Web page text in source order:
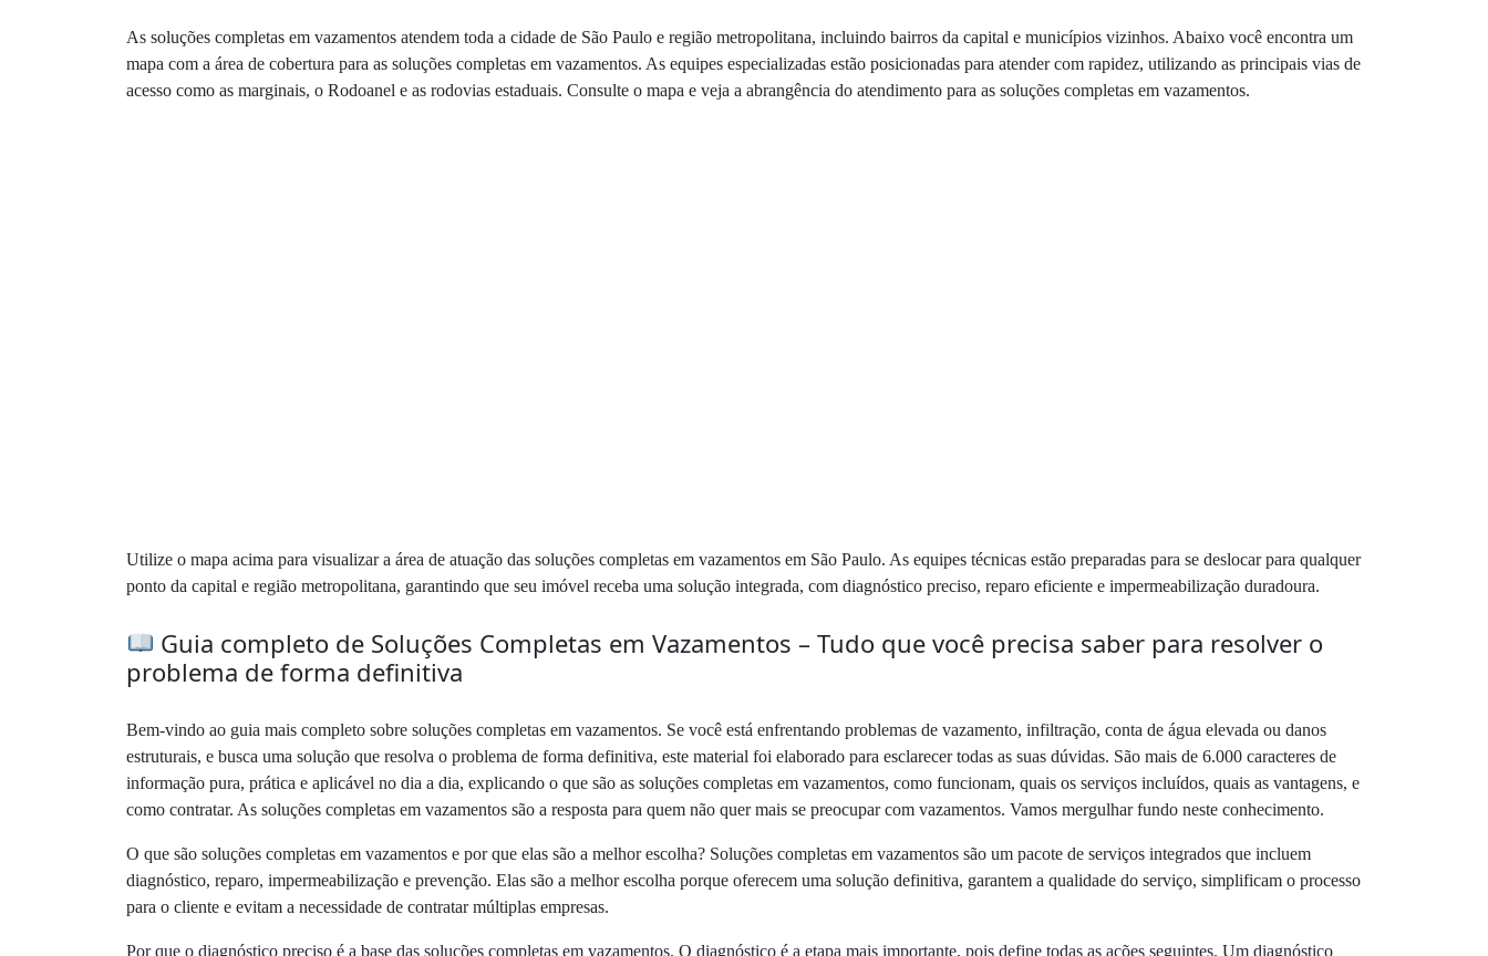
As soluções completas em vazamentos atendem toda a cidade de São Paulo e região metropolitana, incluindo bairros da capital e municípios vizinhos. Abaixo você encontra um
mapa com a área de cobertura para as soluções completas em vazamentos. As equipes especializadas estão posicionadas para atender com rapidez, utilizando as principais vias de
acesso como as marginais, o Rodoanel e as rodovias estaduais. Consulte o mapa e veja a abrangência do atendimento para as soluções completas em vazamentos.
Utilize o mapa acima para visualizar a área de atuação das soluções completas em vazamentos em São Paulo. As equipes técnicas estão preparadas para se deslocar para qualquer
ponto da capital e região metropolitana, garantindo que seu imóvel receba uma solução integrada, com diagnóstico preciso, reparo eficiente e impermeabilização duradoura.
Guia completo de Soluções Completas em Vazamentos – Tudo que você precisa saber para resolver o
problema de forma definitiva
Bem-vindo ao guia mais completo sobre soluções completas em vazamentos. Se você está enfrentando problemas de vazamento, infiltração, conta de água elevada ou danos
estruturais, e busca uma solução que resolva o problema de forma definitiva, este material foi elaborado para esclarecer todas as suas dúvidas. São mais de 6.000 caracteres de
informação pura, prática e aplicável no dia a dia, explicando o que são as soluções completas em vazamentos, como funcionam, quais os serviços incluídos, quais as vantagens, e
como contratar. As soluções completas em vazamentos são a resposta para quem não quer mais se preocupar com vazamentos. Vamos mergulhar fundo neste conhecimento.
O que são soluções completas em vazamentos e por que elas são a melhor escolha? Soluções completas em vazamentos são um pacote de serviços integrados que incluem
diagnóstico, reparo, impermeabilização e prevenção. Elas são a melhor escolha porque oferecem uma solução definitiva, garantem a qualidade do serviço, simplificam o processo
para o cliente e evitam a necessidade de contratar múltiplas empresas.
Por que o diagnóstico preciso é a base das soluções completas em vazamentos. O diagnóstico é a etapa mais importante, pois define todas as ações seguintes. Um diagnóstico